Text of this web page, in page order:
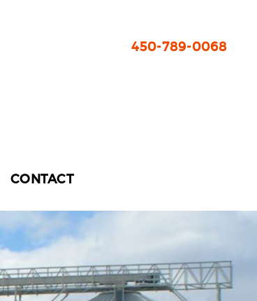
450-789-0068
CONTACT